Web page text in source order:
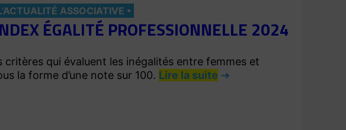
ASSOCIATIVE
ÉGALITÉ PROFESSIONNELLE 2024
critères qui évaluent les inégalités entre femmes et
la forme d’une note sur 100. Lire la suite